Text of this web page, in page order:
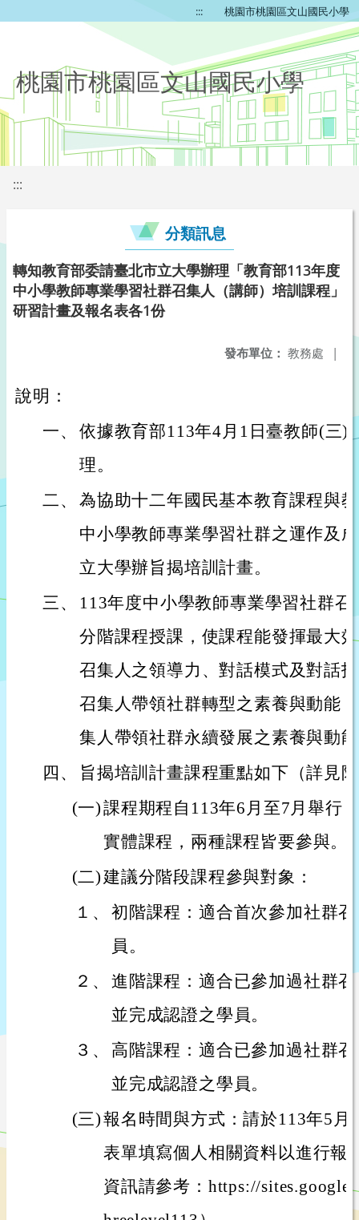
::: 桃園市桃園區文山國民小學
桃園市桃園區文山國民小學
:::
分類訊息
轉知教育部委請臺北市立大學辦理「教育部113年度
中小學教師專業學習社群召集人（講師）培訓課程」
研習計畫及報名表各1份
發布單位： 教務處 |
說明：
一、 依據教育部113年4月1日臺教師(三)
理。
二、 為協助十二年國民基本教育課程與
中小學教師專業學習社群之運作及
立大學辦旨揭培訓計畫。
三、
113年度中小學教師專業學習社群
分階課程授課，使課程能發揮最大
召集人之領導力、對話模式及對話
召集人帶領社群轉型之素養與動能
集人帶領社群永續發展之素養與動
四、
旨揭培訓計畫課程重點如下（詳見
(一)課程期程自113年6月至7月舉行
實體課程，兩種課程皆要參與。
(二)建議分階段課程參與對象：
１、 初階課程：適合首次參加社群
員。
２、 進階課程：適合已參加過社群
並完成認證之學員。
３、
高階課程：適合已參加過社群
並完成認證之學員。
(三)報名時間與方式：請於113年5月
表單填寫個人相關資料以進行報
資訊請參考：https://